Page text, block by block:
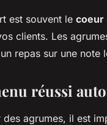
est souvent le coeur
clients. Les
repas sur une note
réussi
des agrumes, il est